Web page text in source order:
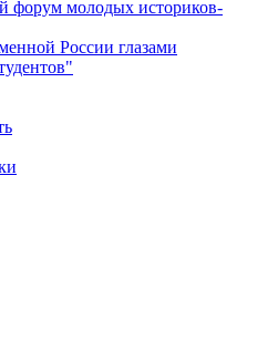
форум молодых историков-
России глазами